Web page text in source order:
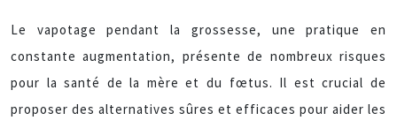
Le vapotage pendant la grossesse, une pratique en
constante augmentation, présente de nombreux risques
pour la santé de la mère et du fœtus. Il est crucial de
proposer des alternatives sûres et efficaces pour aider les